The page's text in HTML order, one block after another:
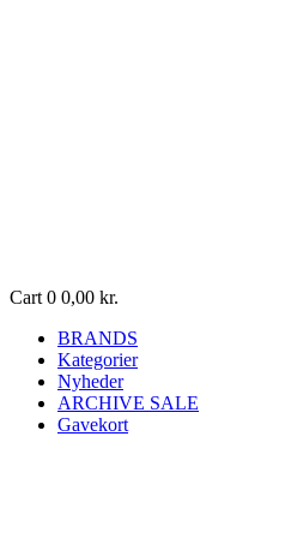
Cart 0 0,00 kr.
BRANDS
Kategorier
Nyheder
ARCHIVE SALE
Gavekort